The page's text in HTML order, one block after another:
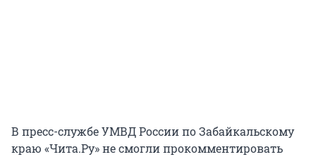
В пресс-службе УМВД России по Забайкальскому
краю «Чита.Ру» не смогли прокомментировать